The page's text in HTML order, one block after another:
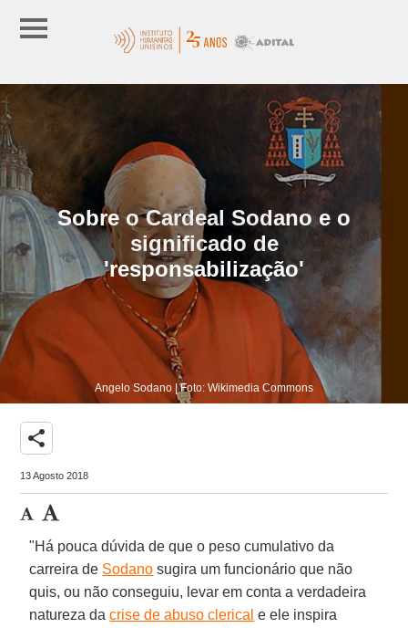
Sobre o Cardeal Sodano e o
significado de
'responsabilização'
Angelo Sodano | Foto: Wikimedia Commons
share
13 Agosto 2018
"Há pouca dúvida de que o peso cumulativo da
carreira de Sodano sugira um funcionário que não
quis, ou não conseguiu, levar em conta a verdadeira
natureza dacrise de abuso clerical e ele inspira